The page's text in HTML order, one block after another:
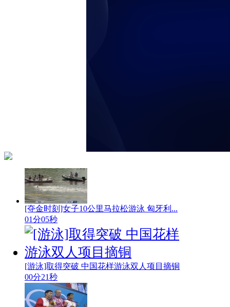
[夺金时刻]女子10公里马拉松游泳 匈牙利...
01分05秒
[游泳]取得突破 中国花样游泳双人项目摘铜
00分21秒